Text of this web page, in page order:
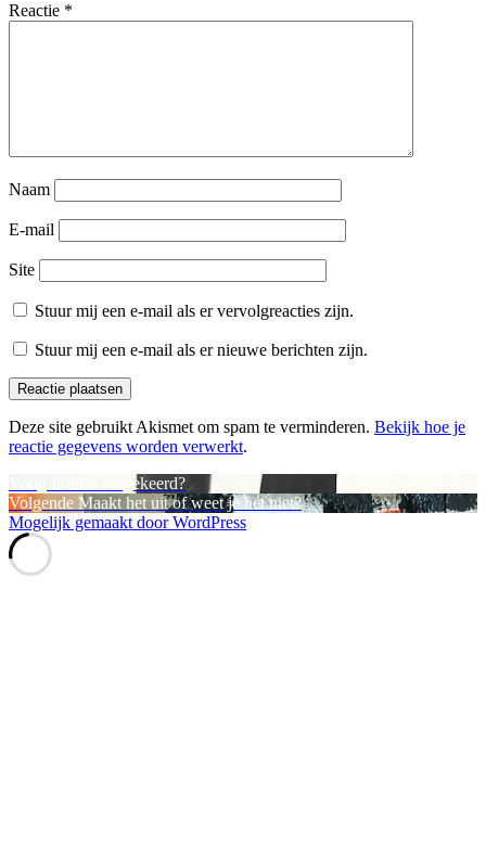
Reactie *
Naam
E-mail
Site
Stuur mij een e-mail als er vervolgreacties zijn.
Stuur mij een e-mail als er nieuwe berichten zijn.
Deze site gebruikt Akismet om spam te verminderen. Bekijk hoe je
reactie gegevens worden verwerkt.
Bericht
navigatie
bericht:
Is alles omgekeerd?
Volgende Volgend
bericht:
Maakt het uit of weet je het niet?
Mogelijk gemaakt door WordPress